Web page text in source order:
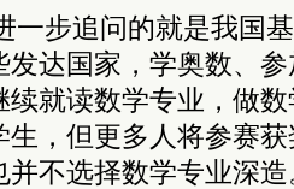
一步追问的就是我国
发达国家，学奥数、
续就读数学专业，做
生，但更多人将参赛
并不选择数学专业深